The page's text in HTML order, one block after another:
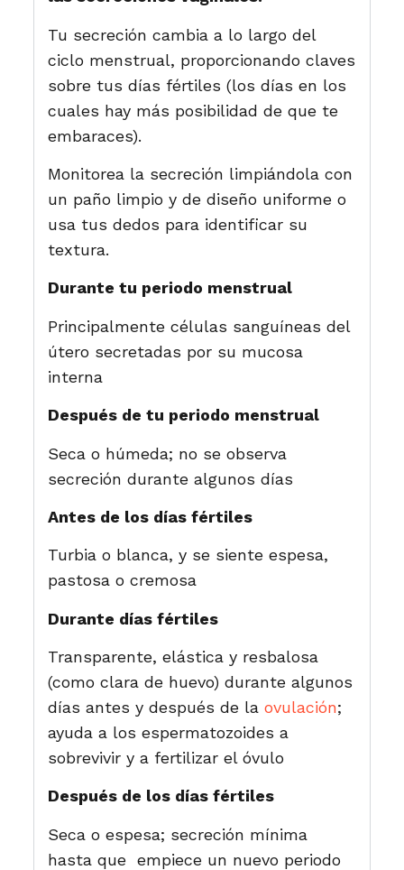
Tu secreción cambia a lo largo del
ciclo menstrual, proporcionando claves
sobre tus días fértiles (los días en los
cuales hay más posibilidad de que te
embaraces).
Monitorea la secreción limpiándola con
un paño limpio y de diseño uniforme o
usa tus dedos para identificar su
textura.
Durante tu periodo menstrual
Principalmente células sanguíneas del
útero secretadas por su mucosa
interna
Después de tu periodo menstrual
Seca o húmeda; no se observa
secreción durante algunos días
Antes de los días fértiles
Turbia o blanca, y se siente espesa,
pastosa o cremosa
Durante días fértiles
Transparente, elástica y resbalosa
(como clara de huevo) durante algunos
días antes y después de la ovulación;
ayuda a los espermatozoides a
sobrevivir y a fertilizar el óvulo
Después de los días fértiles
Seca o espesa; secreción mínima
hasta que empiece un nuevo periodo